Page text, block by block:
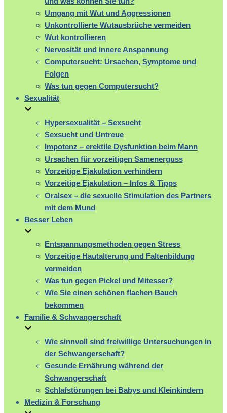
Umgang mit Wut und Aggressionen
Unkontrollierte Wutausbrüche vermeiden
Wut kontrollieren
Nervosität und innere Anspannung
Computersucht: Ursachen, Symptome und
Folgen
Was tun gegen Computersucht?
Sexualität
Hypersexualität – Sexsucht
Sexsucht und Untreue
Impotenz – erektile Dysfunktion beim Mann
Ursachen für vorzeitigen Samenerguss
Vorzeitige Ejakulation verhindern
Vorzeitige Ejakulation – Infos & Tipps
Oralsex – die sexuelle Stimulation des Partners
mit dem Mund
Besser Leben
Entspannungsmethoden gegen Stress
Vorzeitige Hautalterung und Faltenbildung
vermeiden
Was tun gegen Pickel und Mitesser?
Wie Sie einen schönen flachen Bauch
bekommen
Familie & Schwangerschaft
Wie sinnvoll sind freiwillige Untersuchungen in
der Schwangerschaft?
Gesunde Ernährung während der
Schwangerschaft
Schlafstörungen bei Babys und Kleinkindern
Medizin & Forschung